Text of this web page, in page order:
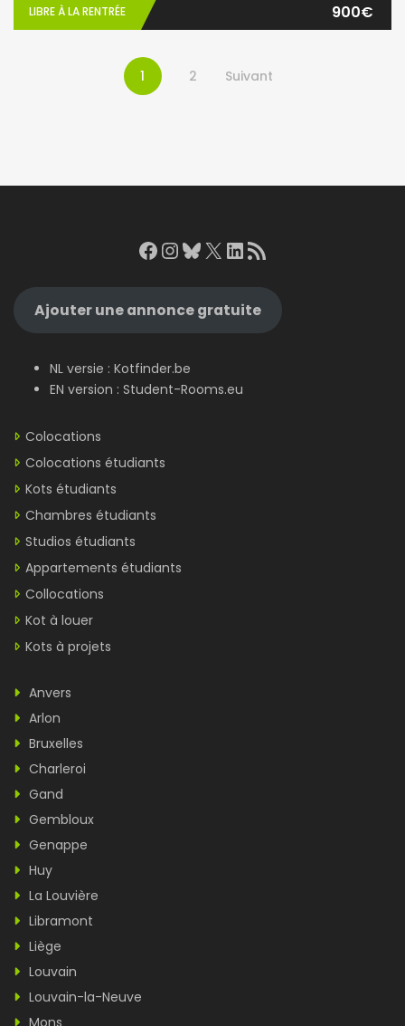
LIBRE À LA RENTRÉE 900€
1 2 Suivant
Facebook
Instagram
Bluesky
X LinkedIn
RSS Feed
Ajouter une annonce gratuite
NL versie : Kotfinder.be
EN version : Student-Rooms.eu
Colocations
Colocations étudiants
Kots étudiants
Chambres étudiants
Studios étudiants
Appartements étudiants
Collocations
Kot à louer
Kots à projets
Anvers
Arlon
Bruxelles
Charleroi
Gand
Gembloux
Genappe
Huy
La Louvière
Libramont
Liège
Louvain
Louvain-la-Neuve